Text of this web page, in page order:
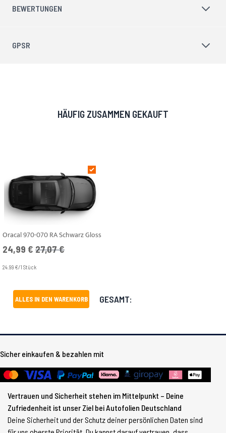
BEWERTUNGEN
GPSR
HÄUFIG ZUSAMMEN GEKAUFT
Oracal 970-070 RA Schwarz Gloss
Angebotspreis
24,99 € UVP
27,07 €
24.99 €/1 Stück
ALLES IN DEN WARENKORB GESAMT:
Sicher einkaufen & bezahlen mit
Vertrauen und Sicherheit stehen im Mittelpunkt – Deine
Zufriedenheit ist unser Ziel bei Autofolien Deutschland
Deine Sicherheit und der Schutz deiner persönlichen Daten sind